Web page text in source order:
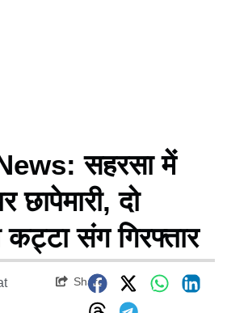
सहरसा में
छापेमारी, दो
कट्टा संग गिरफ्तार
Share